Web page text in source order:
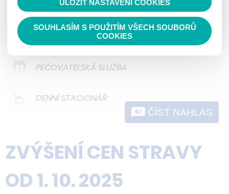
ODLEHČOVACÍ SLUŽBY
DOMOVY PRO OSOBY SE ZDRAVOTNÍM
POSTIŽENÍM
PEČOVATELSKÁ SLUŽBA
DENNÍ STACIONÁŘ
ČÍST NAHLAS
ZVÝŠENÍ CEN STRAVY
OD 1. 10. 2025
nedokážeme zjistit navštívené odkazy,
prohlížené zboží apod.
ULOŽIT NASTAVENÍ COOKIES
SOUHLASÍM S POUŽITÍM VŠECH SOUBORŮ
COOKIES